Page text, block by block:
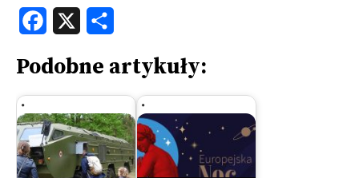
Facebook
Podobne artykuły: